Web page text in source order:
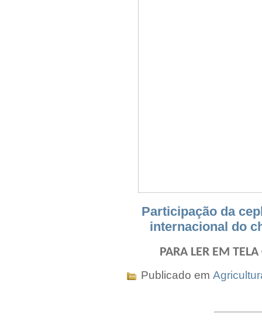
Participação da
internacional do
PARA LER EM
Publicado em